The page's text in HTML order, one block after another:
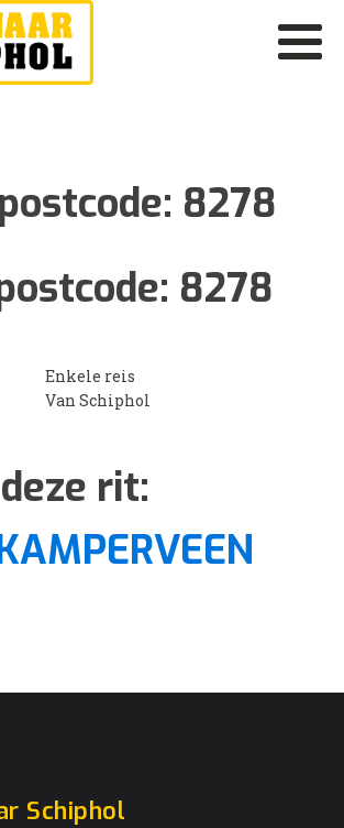
8278
8278
Enkele reis
Van Schiphol
rit:
Schiphol